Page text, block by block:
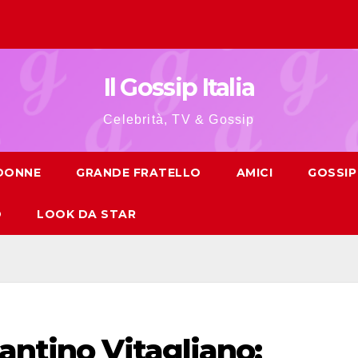
Il Gossip Italia
Celebrità, TV & Gossip
GRANDE FRATELLO AMICI GOSSIP
LOOK DA STAR
Vitagliano: